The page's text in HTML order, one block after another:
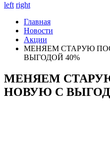
left right
Главная
Новости
Акции
МЕНЯЕМ СТАРУЮ
ВЫГОДОЙ 40%
МЕНЯЕМ
НОВУЮ С